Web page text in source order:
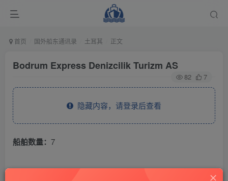
首页 国外船东通讯录 土耳其 正文
Bodrum Express Denizcilik Turizm AS
82 7
隐藏内容，请登录后查看
船舶数量： 7
THE END